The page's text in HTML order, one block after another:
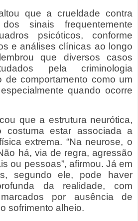
que a crueldade contra
sinais frequentemente
psicóticos, conforme
e análises clínicas ao longo
que diversos casos
pela criminologia
de comportamento como um
quando ocorre
que a estrutura neurótica,
costuma estar associada a
extrema. “Na neurose, o
há, via de regra, agressão
ou pessoas”, afirmou. Já em
segundo ele, pode haver
da realidade, com
marcados por ausência de
sofrimento alheio.